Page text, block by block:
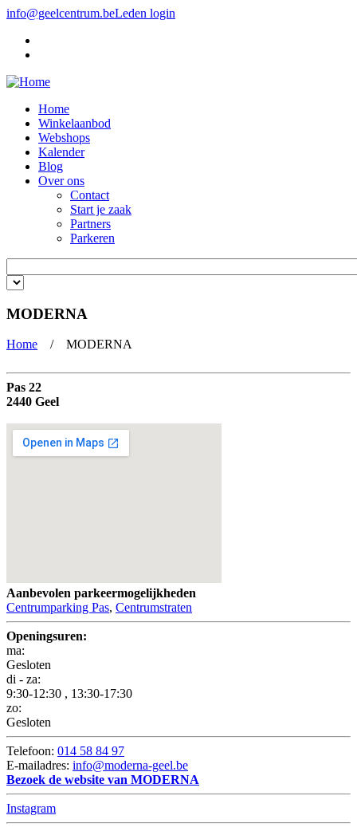
Overslaan en naar de inhoud gaan
info@geelcentrum.beLeden login
Home
Winkelaanbod
Webshops
Kalender
Blog
Over ons
Contact
Start je zaak
Partners
Parkeren
MODERNA
Home / MODERNA
Pas 22
2440 Geel
Aanbevolen parkeermogelijkheden
Centrumparking Pas, Centrumstraten
Openingsuren:
ma:
Gesloten
di - za:
9:30-12:30 , 13:30-17:30
zo:
Gesloten
Telefoon: 014 58 84 97
E-mailadres: info@moderna-geel.be
Bezoek de website van MODERNA
Instagram